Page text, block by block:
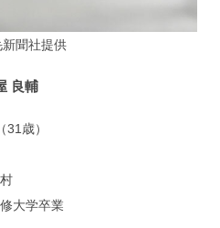
聞社提供
良輔
歳）
学卒業